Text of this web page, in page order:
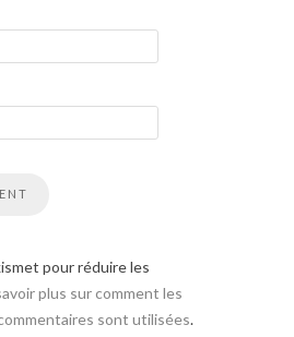
pour réduire les
plus sur comment les
sont utilisées.